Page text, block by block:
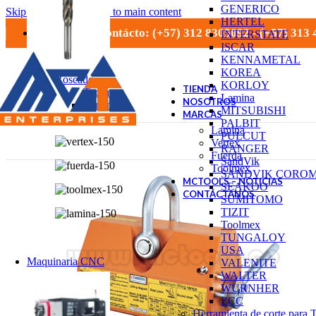
Skip to navigation Skip to main content
Números de contácto: (+57) 312 8305092 - (+57) 313
GENERICO
HERTEL
INTERSTATE
ISCAR
KENNAMETAL
KOREA
KORLOY
Lamina
MITSUBISHI
PALBIT
PULCUT
RANGER
SandVik
SANDVIK
SEAKOO
SUMITOMO
TIZIT
Toolmex
TUNGALOY
USA
VALENITE
WALTER
WURNHER
ZCC
Herramienta de corte para
Roscado
Toolmex
Lamina
Vertex
Maquinaria CNC
TIENDA
NOSOTROS
MARCAS
Lamina
Vertex
Fuerda
Toolmex
MCTOOLS – NOTICIAS
CONTÁCTANOS